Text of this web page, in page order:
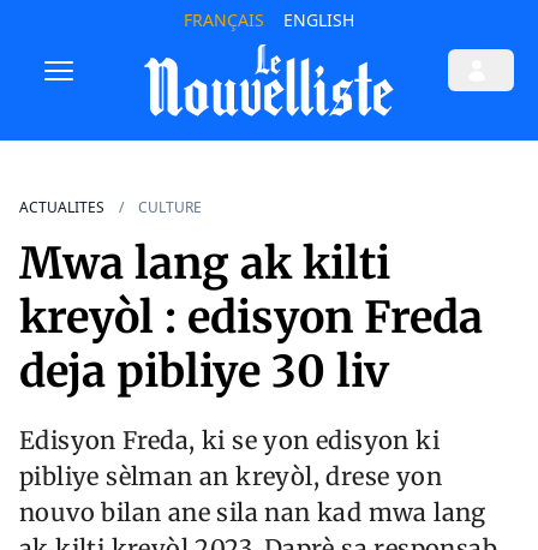
FRANÇAIS ENGLISH
ACTUALITES CULTURE
Mwa lang ak kilti
kreyòl : edisyon Freda
deja pibliye 30 liv
Edisyon Freda, ki se yon edisyon ki
pibliye sèlman an kreyòl, drese yon
nouvo bilan ane sila nan kad mwa lang